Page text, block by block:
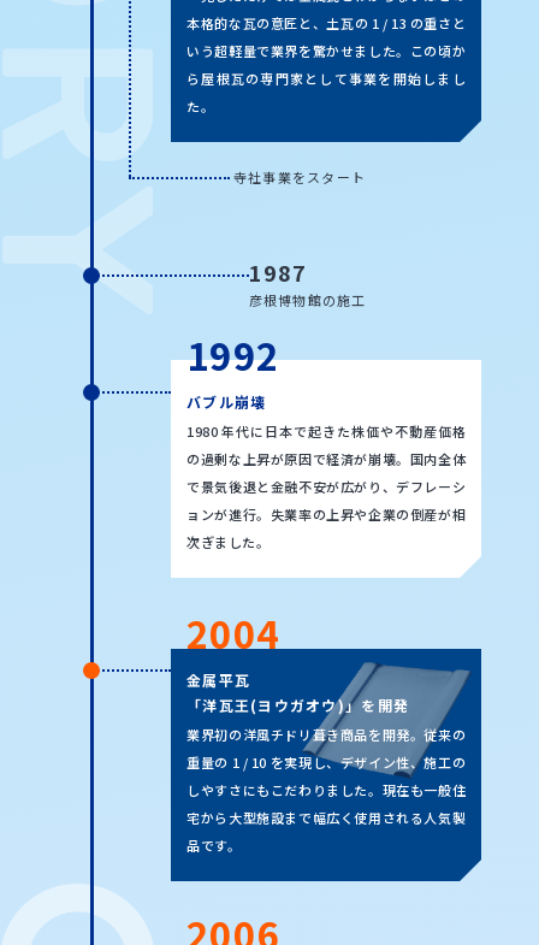
寺社事業をスタート
本格的な瓦の意匠と、土瓦の 1 / 13 の重さと
いう超軽量で業界を驚かせました。この頃か
ら屋根瓦の専門家として事業を開始しまし
た。
1987
彦根博物館の施工
1992
バブル崩壊
1980 年代に日本で起きた株価や不動産価格
の過剰な上昇が原因で経済が崩壊。国内全体
で景気後退と金融不安が広がり、デフレーシ
ョンが進行。失業率の上昇や企業の倒産が相
次ぎました。
2004
金属平瓦
「洋瓦王(ヨウガオウ)」を開発
業界初の洋風チドリ葺き商品を開発。従来の
重量の 1 / 10 を実現し、デザイン性、施工の
しやすさにもこだわりました。現在も一般住
宅から大型施設まで幅広く使用される人気製
品です。
2006